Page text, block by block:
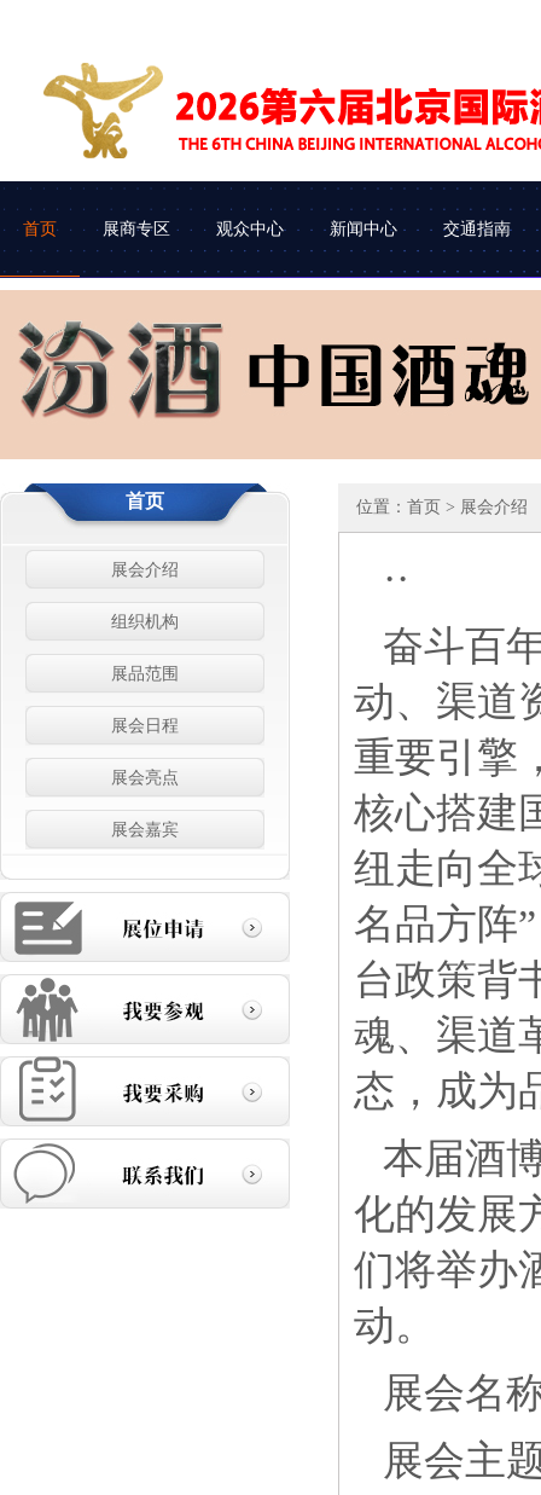
首页
展会介绍 组织机构
展商专区
参展申请 参展流程
车辆进馆
观众中心
企业查询 观众类别
新闻中心 交通指南
首页
展会介绍
组织机构
展品范围
展会日程
展会亮点
展会嘉宾
位置： 首页 > 展会介绍
··
奋斗百
动、渠道
重要引擎
核心搭建
纽走向全
名品方阵
台政策背
魂、渠道
态，成为
本届酒
化的发展
们将举办
动。
展会名
展会主